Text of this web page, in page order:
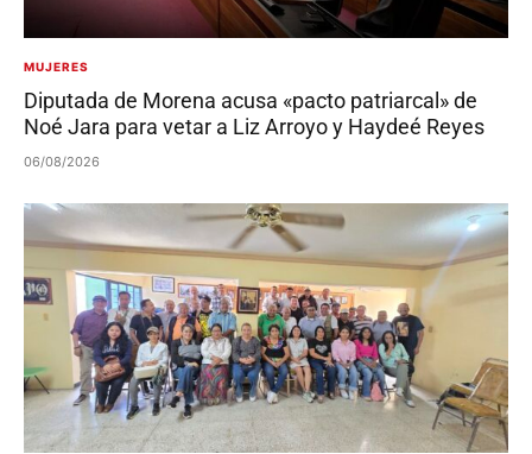
MUJERES
Diputada de Morena acusa «pacto patriarcal» de
Noé Jara para vetar a Liz Arroyo y Haydeé Reyes
06/08/2026